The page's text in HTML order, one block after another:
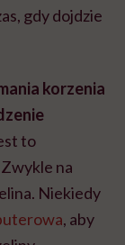
gdy dojdzie
korzenia
to
na
Niekiedy
, aby